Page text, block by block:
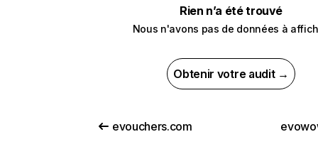
Rien n’a été trouvé
Nous n'avons pas de données à
Obtenir votre audit →
evouchers.com